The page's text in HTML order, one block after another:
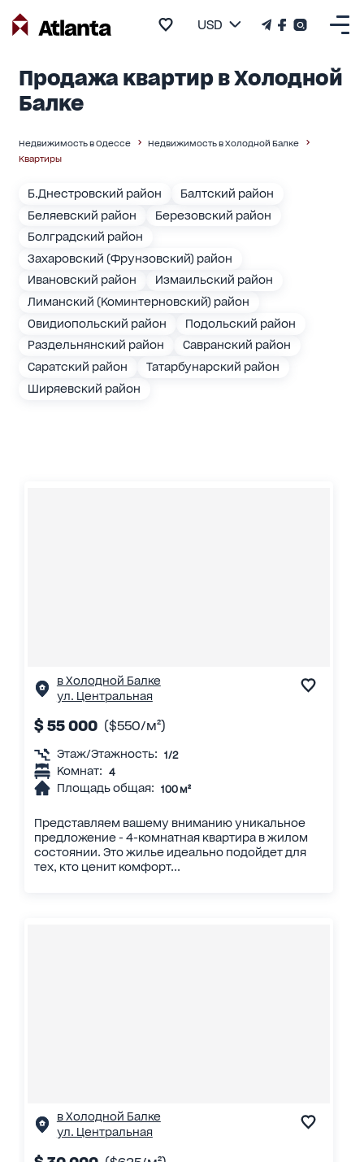
USD
Продажа квартир в Холодной
Балке
Недвижимость в Одессе
Недвижимость в Холодной Балке
Квартиры
Б.Днестровский район
Балтский район
Беляевский район
Березовский район
Болградский район
Захаровский (Фрунзовский) район
Ивановский район
Измаильский район
Лиманский (Коминтерновский) район
Овидиопольский район
Подольский район
Раздельнянский район
Савранский район
Саратский район
Татарбунарский район
Ширяевский район
в Холодной Балке
ул. Центральная
$ 55 000 ($550/м²)
Этаж/Этажность: 1/2
Комнат: 4
Площадь общая: 100 м²
Представляем вашему вниманию уникальное
предложение - 4-комнатная квартира в жилом
состоянии. Это жилье идеально подойдет для
тех, кто ценит комфорт...
в Холодной Балке
ул. Центральная